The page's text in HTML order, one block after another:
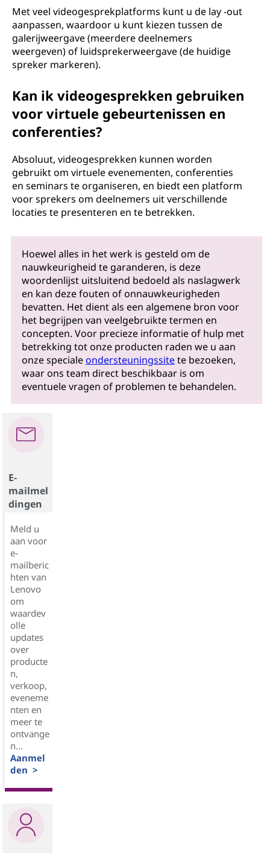
Met veel videogesprekplatforms kunt u de lay -out
aanpassen, waardoor u kunt kiezen tussen de
galerijweergave (meerdere deelnemers
weergeven) of luidsprekerweergave (de huidige
spreker markeren).
Kan ik videogesprekken gebruiken
voor virtuele gebeurtenissen en
conferenties?
Absoluut, videogesprekken kunnen worden
gebruikt om virtuele evenementen, conferenties
en seminars te organiseren, en biedt een platform
voor sprekers om deelnemers uit verschillende
locaties te presenteren en te betrekken.
Hoewel alles in het werk is gesteld om de
nauwkeurigheid te garanderen, is deze
woordenlijst uitsluitend bedoeld als naslagwerk
en kan deze fouten of onnauwkeurigheden
bevatten. Het dient als een algemene bron voor
het begrijpen van veelgebruikte termen en
concepten. Voor precieze informatie of hulp met
betrekking tot onze producten raden we u aan
onze specialeondersteuningssitete bezoeken,
waar ons team direct beschikbaar is om
eventuele vragen of problemen te behandelen.
E-
mailmel
dingen
Meld u
aan voor
e-
mailberic
hten van
Lenovo
om
waardev
olle
updates
over
producte
n,
verkoop,
eveneme
nten en
meer te
ontvange
n...
Aanmel
den >